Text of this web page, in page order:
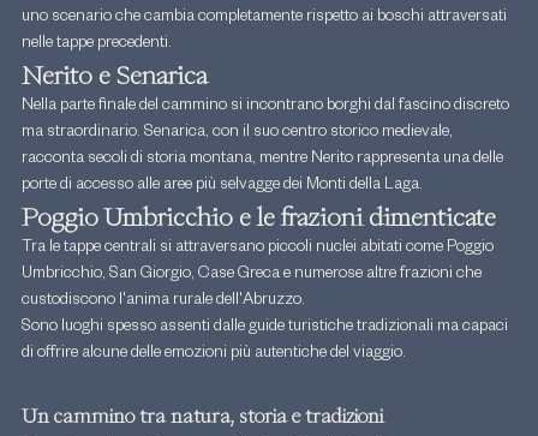
uno scenario che cambia completamente rispetto ai boschi attraversati
nelle tappe precedenti.
Nerito e Senarica
Nella parte finale del cammino si incontrano borghi dal fascino discreto
ma straordinario. Senarica, con il suo centro storico medievale,
racconta secoli di storia montana, mentre Nerito rappresenta una delle
porte di accesso alle aree più selvagge dei Monti della Laga.
Poggio Umbricchio e le frazioni dimenticate
Tra le tappe centrali si attraversano piccoli nuclei abitati come Poggio
Umbricchio, San Giorgio, Case Greca e numerose altre frazioni che
custodiscono l'anima rurale dell'Abruzzo.
Sono luoghi spesso assenti dalle guide turistiche tradizionali ma capaci
di offrire alcune delle emozioni più autentiche del viaggio.
Un cammino tra natura, storia e tradizioni